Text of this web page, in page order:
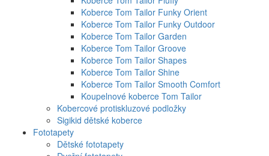
Koberce Tom Tailor Funky Orient
Koberce Tom Tailor Funky Outdoor
Koberce Tom Tailor Garden
Koberce Tom Tailor Groove
Koberce Tom Tailor Shapes
Koberce Tom Tailor Shine
Koberce Tom Tailor Smooth Comfort
Koupelnové koberce Tom Tailor
Kobercové protiskluzové podložky
Sigikid dětské koberce
Fototapety
Dětské fototapety